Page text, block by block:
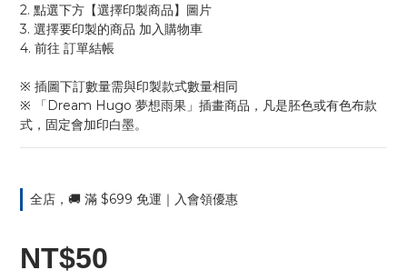
2. 點選下方【選擇印製商品】圖片
3. 選擇要印製的商品 加入購物車
4. 前往 訂單結帳
※ 插圖下訂數量需與印製款式數量相同
※ 「Dream Hugo 夢想雨果」插畫商品，凡是胚色或有色布款
式，固定會加印白墨。
全店，🚚 滿 $699 免運｜入會領優惠
NT$50